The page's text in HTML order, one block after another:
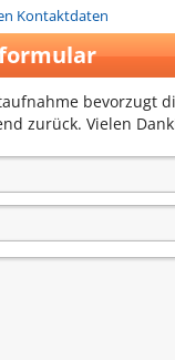
Kontaktdaten
bevorzugt
zurück. Vielen